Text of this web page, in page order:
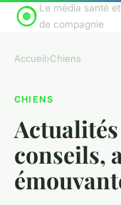
Le média santé
de compagnie
Accueil›Chiens
CHIENS
conseils,